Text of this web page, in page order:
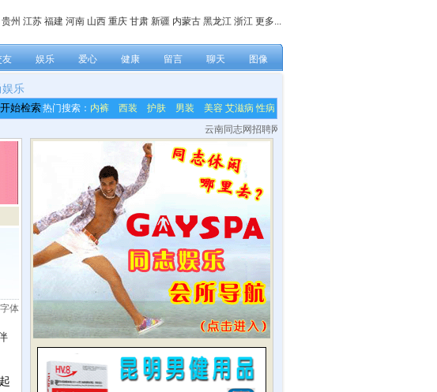
贵州 江苏 福建 河南 山西 重庆 甘肃 新疆 内蒙古 黑龙江 浙江 更多...
友 娱乐 爱心 健康 留言 聊天 图像
娱乐
热门搜索： 内裤 西装 护肤 男装 美容 艾滋病 性病
云南同志网招聘网站各栏目内容编辑，网站技术及美
体